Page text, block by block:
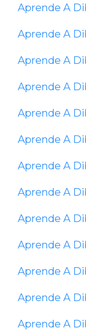
Aprende A
Aprende A
Aprende A
Aprende A
Aprende A
Aprende A
Aprende A
Aprende A
Aprende A
Aprende A
Aprende A
Aprende A
Aprende A